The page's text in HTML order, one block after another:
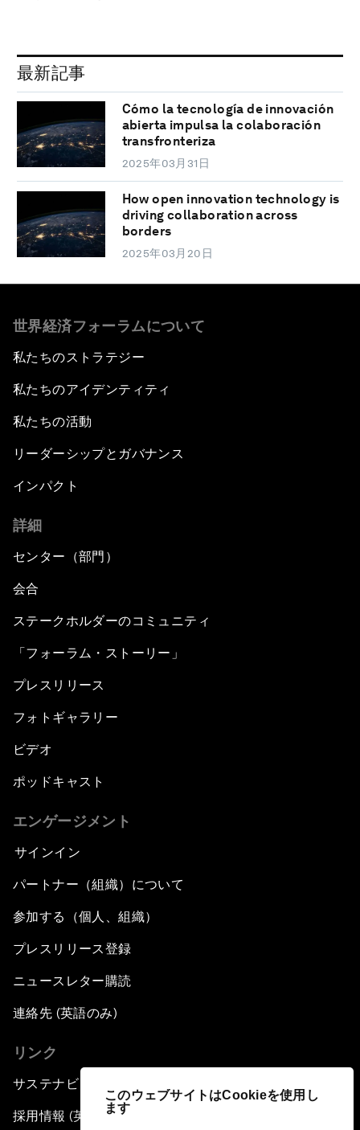
このウェブサイトはCookieを使用し
ます
最新記事
Cómo la tecnología de innovación
abierta impulsa la colaboración
transfronteriza
2025年03月31日
How open innovation technology is
driving collaboration across
borders
2025年03月20日
世界経済フォーラムについて
私たちのストラテジー
私たちのアイデンティティ
私たちの活動
リーダーシップとガバナンス
インパクト
詳細
センター（部門）
会合
ステークホルダーのコミュニティ
「フォーラム・ストーリー」
プレスリリース
フォトギャラリー
ビデオ
ポッドキャスト
エンゲージメント
サインイン
パートナー（組織）について
参加する（個人、組織）
プレスリリース登録
ニュースレター購読
連絡先 (英語のみ)
リンク
サステナビリティへの取り組み
採用情報 (英語のみ)